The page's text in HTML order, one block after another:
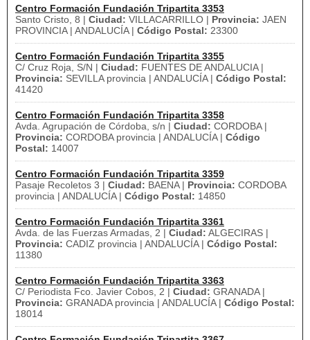
Centro Formación Fundación Tripartita 3353
Santo Cristo, 8 | Ciudad: VILLACARRILLO | Provincia: JAEN
PROVINCIA | ANDALUCÍA | Código Postal: 23300
Centro Formación Fundación Tripartita 3355
C/ Cruz Roja, S/N | Ciudad: FUENTES DE ANDALUCIA |
Provincia: SEVILLA provincia | ANDALUCÍA | Código Postal:
41420
Centro Formación Fundación Tripartita 3358
Avda. Agrupación de Córdoba, s/n | Ciudad: CORDOBA |
Provincia: CORDOBA provincia | ANDALUCÍA | Código
Postal: 14007
Centro Formación Fundación Tripartita 3359
Pasaje Recoletos 3 | Ciudad: BAENA | Provincia: CORDOBA
provincia | ANDALUCÍA | Código Postal: 14850
Centro Formación Fundación Tripartita 3361
Avda. de las Fuerzas Armadas, 2 | Ciudad: ALGECIRAS |
Provincia: CADIZ provincia | ANDALUCÍA | Código Postal:
11380
Centro Formación Fundación Tripartita 3363
C/ Periodista Fco. Javier Cobos, 2 | Ciudad: GRANADA |
Provincia: GRANADA provincia | ANDALUCÍA | Código Postal:
18014